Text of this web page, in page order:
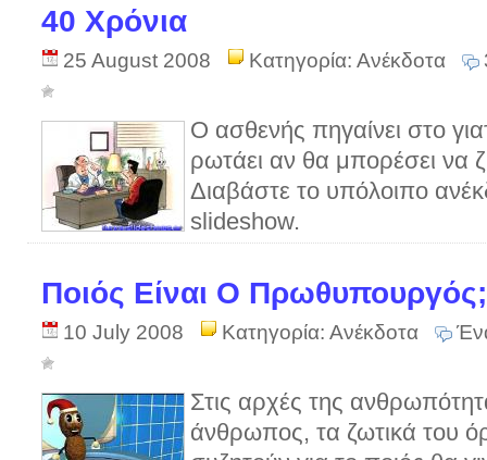
40 Χρόνια
25 August 2008 Κατηγορία: Ανέκδοτα
Ο ασθενής πηγαίνει στο
ρωτάει αν θα μπορέσει να
Διαβάστε το υπόλοιπο
slideshow.
Ποιός Είναι Ο Πρωθυπουργός;
10 July 2008 Κατηγορία: Ανέκδοτα
Στις αρχές της
άνθρωπος, τα ζωτικά του